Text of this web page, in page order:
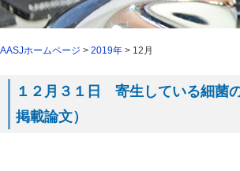
AASJホームページ > 2019年 > 12月
１２月３１日 寄生している細菌
掲載論文）